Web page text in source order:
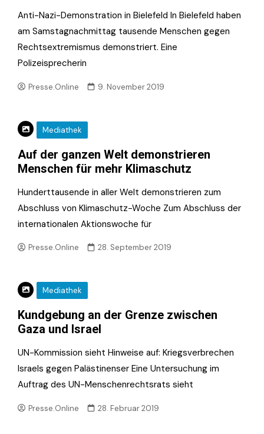
Anti-Nazi-Demonstration in Bielefeld In Bielefeld haben
am Samstagnachmittag tausende Menschen gegen
Rechtsextremismus demonstriert. Eine
Polizeisprecherin
Presse.Online 9. November 2019
Mediathek
Auf der ganzen Welt demonstrieren
Menschen für mehr Klimaschutz
Hunderttausende in aller Welt demonstrieren zum
Abschluss von Klimaschutz-Woche Zum Abschluss der
internationalen Aktionswoche für
Presse.Online 28. September 2019
Mediathek
Kundgebung an der Grenze zwischen
Gaza und Israel
UN-Kommission sieht Hinweise auf: Kriegsverbrechen
Israels gegen Palästinenser Eine Untersuchung im
Auftrag des UN-Menschenrechtsrats sieht
Presse.Online 28. Februar 2019